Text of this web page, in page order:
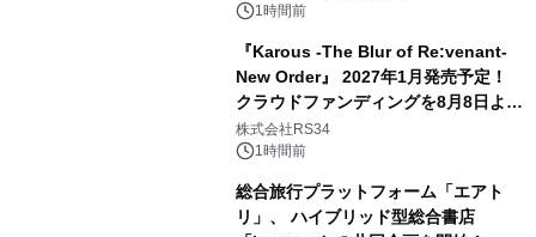
1時間前
『Karous -The Blur of Re:venant-
New Order』 2027年1月発売予定！
クラウドファンディングを8月8日より
開始
株式会社RS34
1時間前
総合旅行プラットフォーム「エアト
リ」、 ハイブリッド型総合書店